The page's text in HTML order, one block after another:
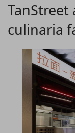
che costruisce il
culinaria
Oriente